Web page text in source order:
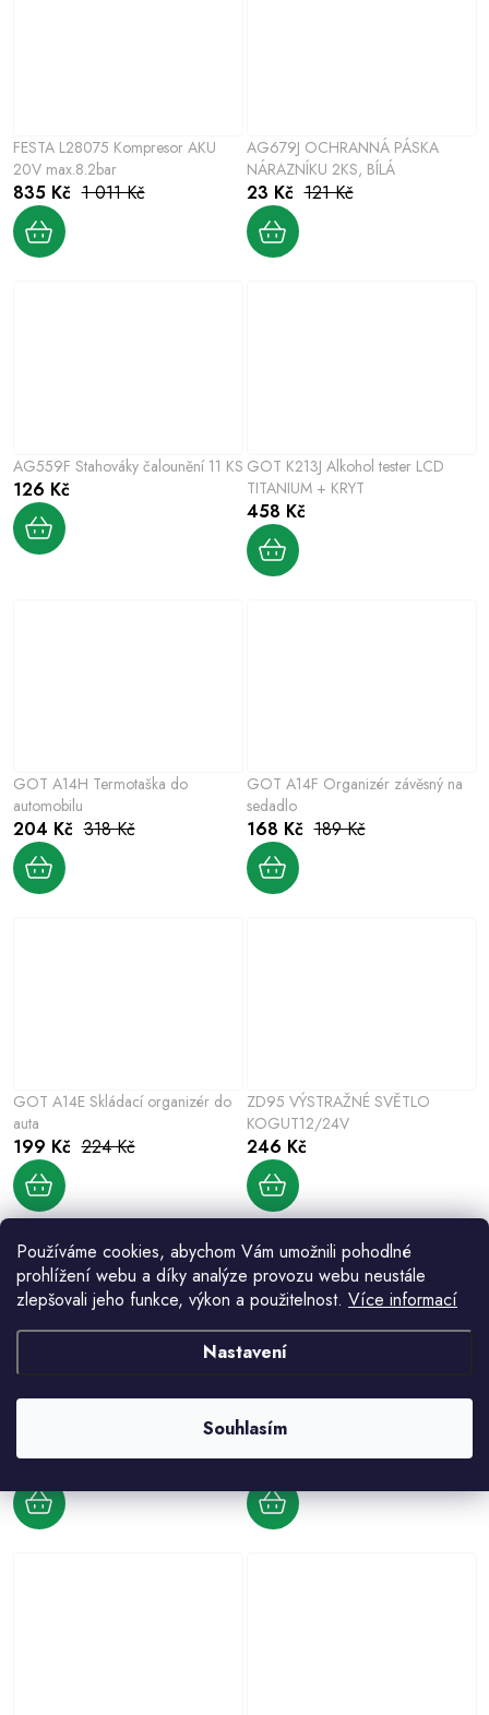
Používáme cookies, abychom Vám umožnili pohodlné
prohlížení webu a díky analýze provozu webu neustále
zlepšovali jeho funkce, výkon a použitelnost. Více informací
Nastavení
Souhlasím
FESTA L28075 Kompresor AKU
20V max.8.2bar
835 Kč 1 011 Kč
AG679J OCHRANNÁ PÁSKA
NÁRAZNÍKU 2KS, BÍLÁ
23 Kč 121 Kč
AG559F Stahováky čalounění 11 KS
126 Kč
GOT K213J Alkohol tester LCD
TITANIUM + KRYT
458 Kč
GOT A14H Termotaška do
automobilu
204 Kč 318 Kč
GOT A14F Organizér závěsný na
sedadlo
168 Kč 189 Kč
GOT A14E Skládací organizér do
auta
199 Kč 224 Kč
ZD95 VÝSTRAŽNÉ SVĚTLO
KOGUT12/24V
246 Kč
ZÁSUVKA ZAPALOVAČE PLS35A
72 Kč
APT TR12D Cestovní organizér na
kabely a malou elektroniku, šedý
171 Kč